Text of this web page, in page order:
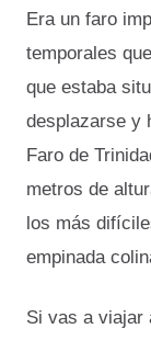
Era un faro
temporales
que estaba
desplazarse y
Faro de
metros de
los más
empinada
Si vas a viajar